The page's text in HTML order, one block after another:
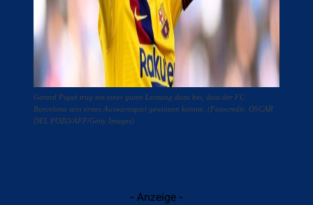
Gerard Piqué trug mit einer guten Leistung dazu bei, dass der FC
Barcelona sein erstes Auswärtsspiel gewinnen konnte. (Fotocredit: OSCAR
DEL POZO/AFP/Getty Images)
- Anzeige -